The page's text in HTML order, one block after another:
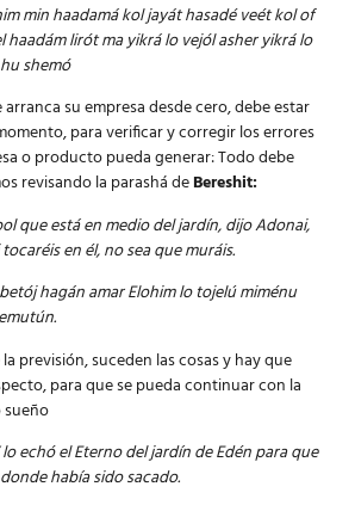
min haadamá kol jayát hasadé veét kol of
haadám lirót ma yikrá lo vejól asher yikrá lo
shemó
su empresa desde cero, debe estar
para verificar y corregir los errores
o producto pueda generar: Todo debe
revisando la parashá deBereshit:
que está en medio del jardín, dijo Adonai,
en él, no sea que muráis.
hagán amar Elohim lo tojelú miménu
previsión, suceden las cosas y hay que
para que se pueda continuar con la
lo echó el Eterno del jardín de Edén para que
había sido sacado.